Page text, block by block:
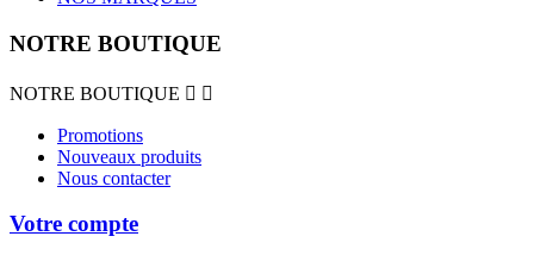
NOTRE BOUTIQUE
NOTRE BOUTIQUE  
Promotions
Nouveaux produits
Nous contacter
Votre compte